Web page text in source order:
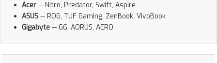
Acer — Nitro, Predator, Swift, Aspire
ASUS — ROG, TUF Gaming, ZenBook, VivoBook
Gigabyte — G6, AORUS, AERO